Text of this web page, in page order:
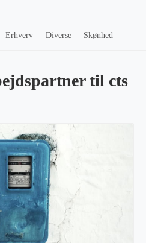
Erhverv Diverse Skønhed
til cts